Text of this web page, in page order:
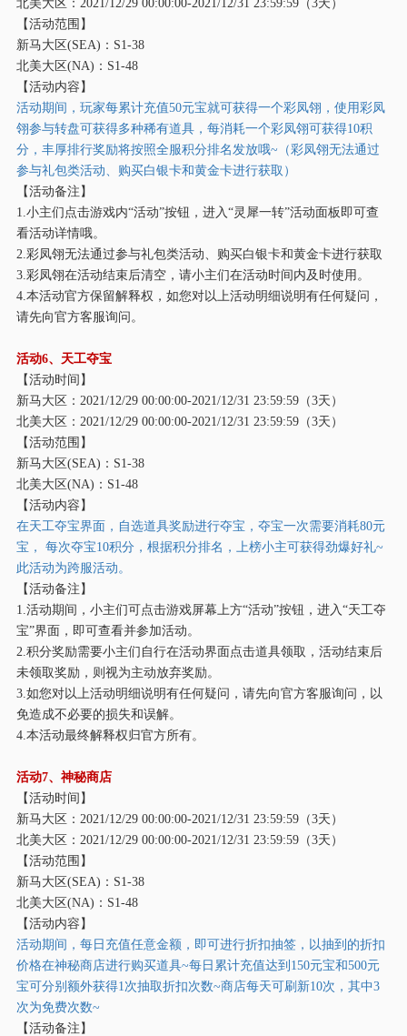
【活动范围】
新马大区(SEA)：S1-38
北美大区(NA)：S1-48
【活动内容】
活动期间，玩家每累计充值50元宝就可获得一个彩凤翎，使用彩凤
翎参与转盘可获得多种稀有道具，每消耗一个彩凤翎可获得10积
分，丰厚排行奖励将按照全服积分排名发放哦~（彩凤翎无法通过
参与礼包类活动、购买白银卡和黄金卡进行获取）
【活动备注】
1.小主们点击游戏内“活动”按钮，进入“灵犀一转”活动面板即可查
看活动详情哦。
2.彩凤翎无法通过参与礼包类活动、购买白银卡和黄金卡进行获取
3.彩凤翎在活动结束后清空，请小主们在活动时间内及时使用。
4.本活动官方保留解释权，如您对以上活动明细说明有任何疑问，
请先向官方客服询问。
活动6、天工夺宝
【活动时间】
新马大区： 2021/12/29 00:00:00-2021/12/31 23:59:59（3天）
北美大区： 2021/12/29 00:00:00-2021/12/31 23:59:59（3天）
【活动范围】
新马大区(SEA)：S1-38
北美大区(NA)：S1-48
【活动内容】
在天工夺宝界面，自选道具奖励进行夺宝，夺宝一次需要消耗80元
宝， 每次夺宝10积分，根据积分排名，上榜小主可获得劲爆好礼~
此活动为跨服活动。
【活动备注】
1.活动期间，小主们可点击游戏屏幕上方“活动”按钮，进入“天工夺
宝”界面，即可查看并参加活动。
2.积分奖励需要小主们自行在活动界面点击道具领取，活动结束后
未领取奖励，则视为主动放弃奖励。
3.如您对以上活动明细说明有任何疑问，请先向官方客服询问，以
免造成不必要的损失和误解。
4.本活动最终解释权归官方所有。
活动7、神秘商店
【活动时间】
新马大区： 2021/12/29 00:00:00-2021/12/31 23:59:59（3天）
北美大区： 2021/12/29 00:00:00-2021/12/31 23:59:59（3天）
【活动范围】
新马大区(SEA)：S1-38
北美大区(NA)：S1-48
【活动内容】
活动期间，每日充值任意金额，即可进行折扣抽签，以抽到的折扣
价格在神秘商店进行购买道具~每日累计充值达到150元宝和500元
宝可分别额外获得1次抽取折扣次数~商店每天可刷新10次，其中3
次为免费次数~
【活动备注】